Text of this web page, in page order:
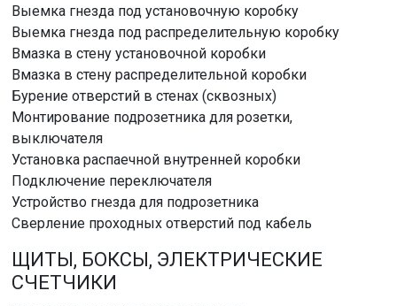
Выемка гнезда под установочную коробку
Выемка гнезда под распределительную коробку
Вмазка в стену установочной коробки
Вмазка в стену распределительной коробки
Бурение отверстий в стенах (сквозных)
Монтирование подрозетника для розетки,
выключателя
Установка распаечной внутренней коробки
Подключение переключателя
Устройство гнезда для подрозетника
Сверление проходных отверстий под кабель
ЩИТЫ, БОКСЫ, ЭЛЕКТРИЧЕСКИЕ
СЧЕТЧИКИ